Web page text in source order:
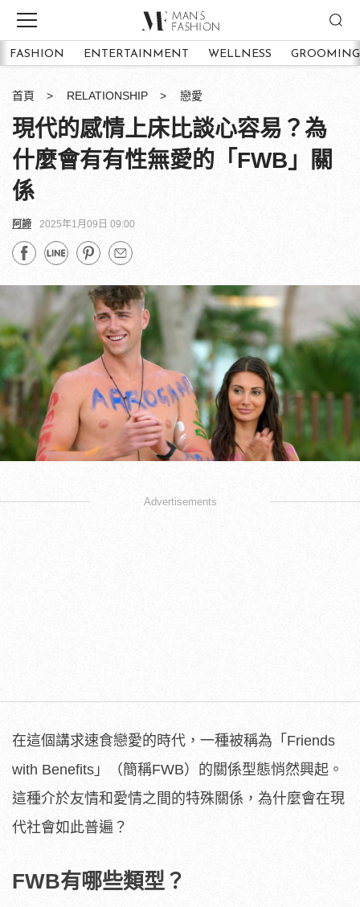
FASHION ENTERTAINMENT WELLNESS GROOMING
首頁 RELATIONSHIP 戀愛
現代的感情上床比談心容易？為
什麼會有有性無愛的「FWB」關
係
阿諦 2025年1月09日 09:00
Advertisements
在這個講求速食戀愛的時代，一種被稱為「Friends
with Benefits」（簡稱FWB）的關係型態悄然興起。
這種介於友情和愛情之間的特殊關係，為什麼會在現
代社會如此普遍？
FWB有哪些類型？